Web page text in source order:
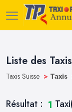
Liste des Taxis
Taxis Suisse > Taxis
Résultat : 1